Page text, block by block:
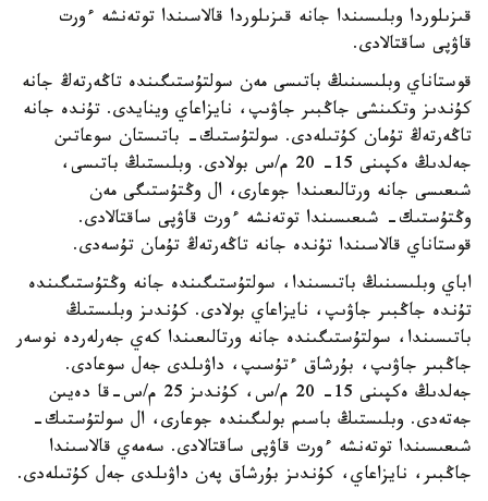
قىزىلوردا وبلىسىندا جانە قىزىلوردا قالاسىندا توتەنشە ءورت
قاۋپى ساقتالادى.
قوستاناي وبلىسىنىڭ باتىسى مەن سولتۇستىگىندە تاڭەرتەڭ جانە
كۇندىز وتكىنشى جاڭبىر جاۋىپ، نايزاعاي وينايدى. تۇندە جانە
تاڭەرتەڭ تۇمان كۇتىلەدى. سولتۇستىك- باتىستان سوعاتىن
جەلدىڭ ەكپىنى 15- 20 م/س بولادى. وبلىستىڭ باتىسى،
شىعىسى جانە ورتالىعىندا جوعارى، ال وڭتۇستىگى مەن
وڭتۇستىك- شىعىسىندا توتەنشە ءورت قاۋپى ساقتالادى.
قوستاناي قالاسىندا تۇندە جانە تاڭەرتەڭ تۇمان تۇسەدى.
اباي وبلىسىنىڭ باتىسىندا، سولتۇستىگىندە جانە وڭتۇستىگىندە
تۇندە جاڭبىر جاۋىپ، نايزاعاي بولادى. كۇندىز وبلىستىڭ
باتىسىندا، سولتۇستىگىندە جانە ورتالىعىندا كەي جەرلەردە نوسەر
جاڭبىر جاۋىپ، بۇرشاق ءتۇسىپ، داۋىلدى جەل سوعادى.
جەلدىڭ ەكپىنى 15- 20 م/س، كۇندىز 25 م/س-قا دەيىن
جەتەدى. وبلىستىڭ باسىم بولىگىندە جوعارى، ال سولتۇستىك-
شىعىسىندا توتەنشە ءورت قاۋپى ساقتالادى. سەمەي قالاسىندا
جاڭبىر، نايزاعاي، كۇندىز بۇرشاق پەن داۋىلدى جەل كۇتىلەدى.